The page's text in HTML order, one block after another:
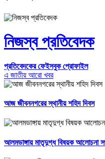
নিজস্ব প্রতিবেদক
প্রতিবেদকের ফেইসবুক প্রোফাইল
এ জাতীয় আরো খবর
আজ জীবননগরের স্থানীয় শহিদ দিবস
আলমডাঙ্গায় মাতৃদুগ্ধ বিষয়ক আলোচনা